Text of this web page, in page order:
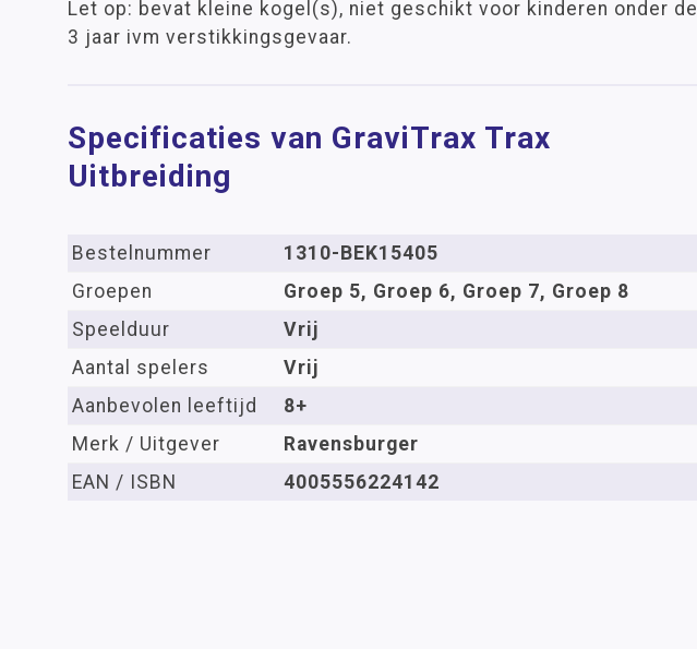
Let op: bevat kleine kogel(s), niet geschikt voor kinderen onder de
3 jaar ivm verstikkingsgevaar.
Specificaties van GraviTrax Trax
Uitbreiding
Bestelnummer
1310-BEK15405
Groepen
Groep 5, Groep 6, Groep 7, Groep 8
Speelduur
Vrij
Aantal spelers
Vrij
Aanbevolen leeftijd
8+
Merk / Uitgever
Ravensburger
EAN / ISBN
4005556224142